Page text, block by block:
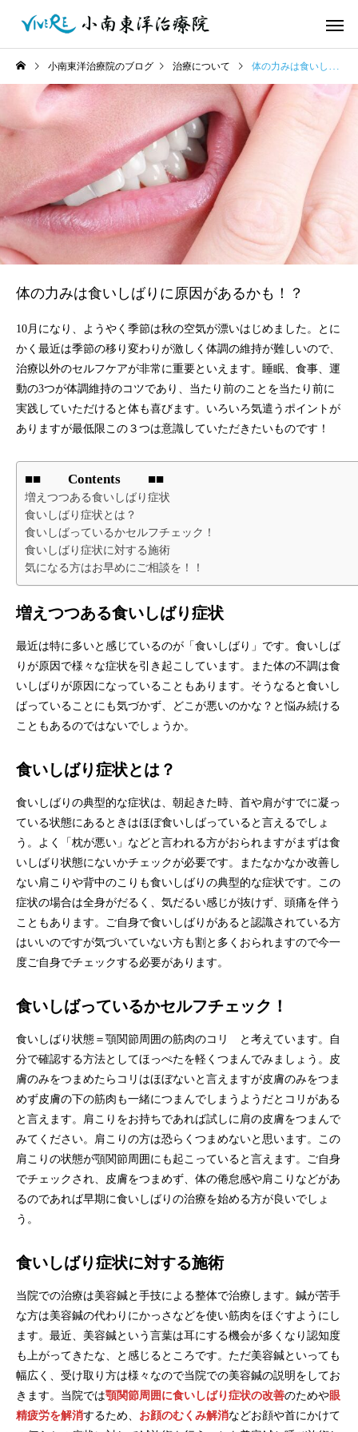
小南東洋治療院のブログ 治療について 体の力みは食いしばりに原因があるかも！？
体の力みは食いしばりに原因があるかも！？
10月になり、ようやく季節は秋の空気が漂いはじめました。とに
かく最近は季節の移り変わりが激しく体調の維持が難しいので、
治療以外のセルフケアが非常に重要といえます。睡眠、食事、運
動の3つが体調維持のコツであり、当たり前のことを当たり前に
実践していただけると体も喜びます。いろいろ気遣うポイントが
ありますが最低限この３つは意識していただきたいものです！
■■ Contents ■■
増えつつある食いしばり症状
食いしばり症状とは？
食いしばっているかセルフチェック！
食いしばり症状に対する施術
気になる方はお早めにご相談を！！
増えつつある食いしばり症状
最近は特に多いと感じているのが「食いしばり」です。食いしば
りが原因で様々な症状を引き起こしています。また体の不調は食
いしばりが原因になっていることもあります。そうなると食いし
ばっていることにも気づかず、どこが悪いのかな？と悩み続ける
こともあるのではないでしょうか。
食いしばり症状とは？
食いしばりの典型的な症状は、朝起きた時、首や肩がすでに凝っ
ている状態にあるときはほぼ食いしばっていると言えるでしょ
う。よく「枕が悪い」などと言われる方がおられますがまずは食
いしばり状態にないかチェックが必要です。またなかなか改善し
ない肩こりや背中のこりも食いしばりの典型的な症状です。この
症状の場合は全身がだるく、気だるい感じが抜けず、頭痛を伴う
こともあります。ご自身で食いしばりがあると認識されている方
はいいのですが気づいていない方も割と多くおられますので今一
度ご自身でチェックする必要があります。
食いしばっているかセルフチェック！
食いしばり状態＝顎関節周囲の筋肉のコリ と考えています。自
分で確認する方法としてほっぺたを軽くつまんでみましょう。皮
膚のみをつまめたらコリはほぼないと言えますが皮膚のみをつま
めず皮膚の下の筋肉も一緒につまんでしまうようだとコリがある
と言えます。肩こりをお持ちであれば試しに肩の皮膚をつまんで
みてください。肩こりの方は恐らくつまめないと思います。この
肩こりの状態が顎関節周囲にも起こっていると言えます。ご自身
でチェックされ、皮膚をつまめず、体の倦怠感や肩こりなどがあ
るのであれば早期に食いしばりの治療を始める方が良いでしょ
う。
食いしばり症状に対する施術
当院での治療は美容鍼と手技による整体で治療します。鍼が苦手
な方は美容鍼の代わりにかっさなどを使い筋肉をほぐすようにし
ます。最近、美容鍼という言葉は耳にする機会が多くなり認知度
も上がってきたな、と感じるところです。ただ美容鍼といっても
幅広く、受け取り方は様々なので当院での美容鍼の説明をしてお
きます。当院では顎関節周囲に食いしばり症状の改善のためや眼
精疲労を解消するため、 お顔のむくみ解消などお顔や首にかけて